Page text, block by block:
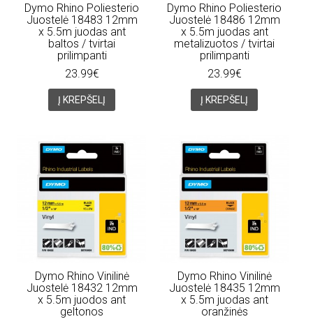
Dymo Rhino Poliesterio
Juostelė 18483 12mm
x 5.5m juodas ant
baltos / tvirtai
prilimpanti
23.99€
Į KREPŠELĮ
Dymo Rhino Poliesterio
Juostelė 18486 12mm
x 5.5m juodas ant
metalizuotos / tvirtai
prilimpanti
23.99€
Į KREPŠELĮ
Dymo Rhino Vinilinė
Juostelė 18432 12mm
x 5.5m juodos ant
geltonos
Dymo Rhino Vinilinė
Juostelė 18435 12mm
x 5.5m juodas ant
oranžinės